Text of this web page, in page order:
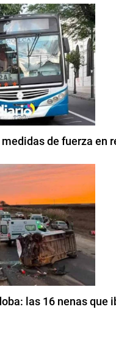
medidas de fuerza
las 16 nenas que